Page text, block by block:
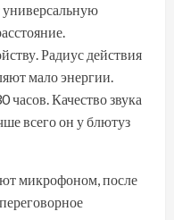
Радиус действия
мало энергии.
часов. Качество звука
всего он у блютуз
микрофоном, после